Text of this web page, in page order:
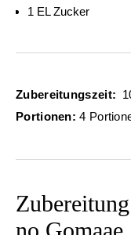
1 EL Zucker
Zubereitungszeit:
Portionen: 4